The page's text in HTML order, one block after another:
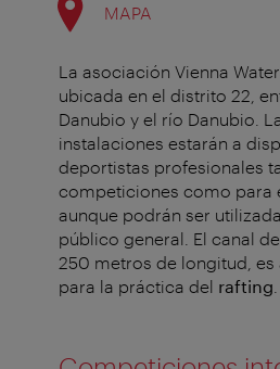
MAPA
La asociación Vienna
ubicada en el distrito 22,
Danubio y el río Danubio.
instalaciones estarán a
deportistas profesionales
competiciones como para
aunque podrán ser
público general. El canal
250 metros de longitud,
para la práctica del rafting